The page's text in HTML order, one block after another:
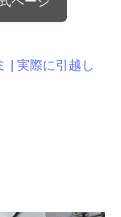
| 実際に引越し